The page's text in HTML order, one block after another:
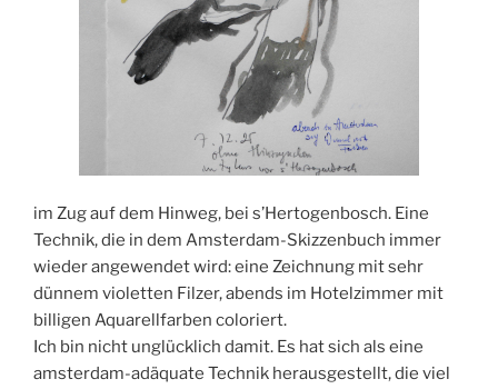
im Zug auf dem Hinweg, bei s’Hertogenbosch. Eine
Technik, die in dem Amsterdam-Skizzenbuch immer
wieder angewendet wird: eine Zeichnung mit sehr
dünnem violetten Filzer, abends im Hotelzimmer mit
billigen Aquarellfarben coloriert.
Ich bin nicht unglücklich damit. Es hat sich als eine
amsterdam-adäquate Technik herausgestellt, die viel